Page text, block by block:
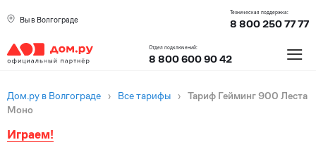
Вы в Волгограде
Техническая поддержка:
8 800 250 77 77
Отдел подключений:
8 800 600 90 42 ≡
Дом.ру в Волгограде › Все тарифы › Тариф Гейминг 900 Леста
Моно
Играем!